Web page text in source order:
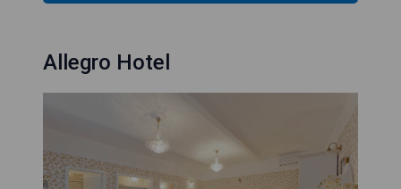
Allegro Hotel